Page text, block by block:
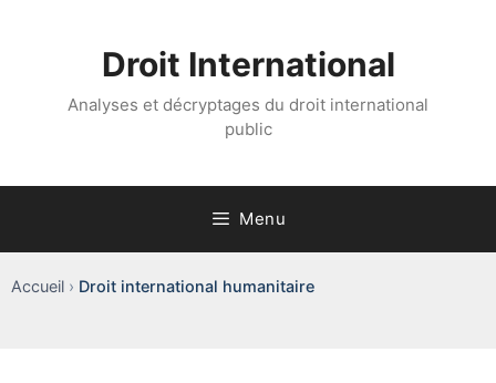
Droit International
Analyses et décryptages du droit international
public
Menu
Accueil › Droit international humanitaire